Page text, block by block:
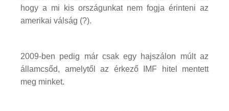
hogy a mi kis országunkat nem fogja érinteni az
amerikai válság (?).
2009-ben pedig már csak egy hajszálon múlt az
államcsőd, amelytől az érkező IMF hitel mentett
meg minket.